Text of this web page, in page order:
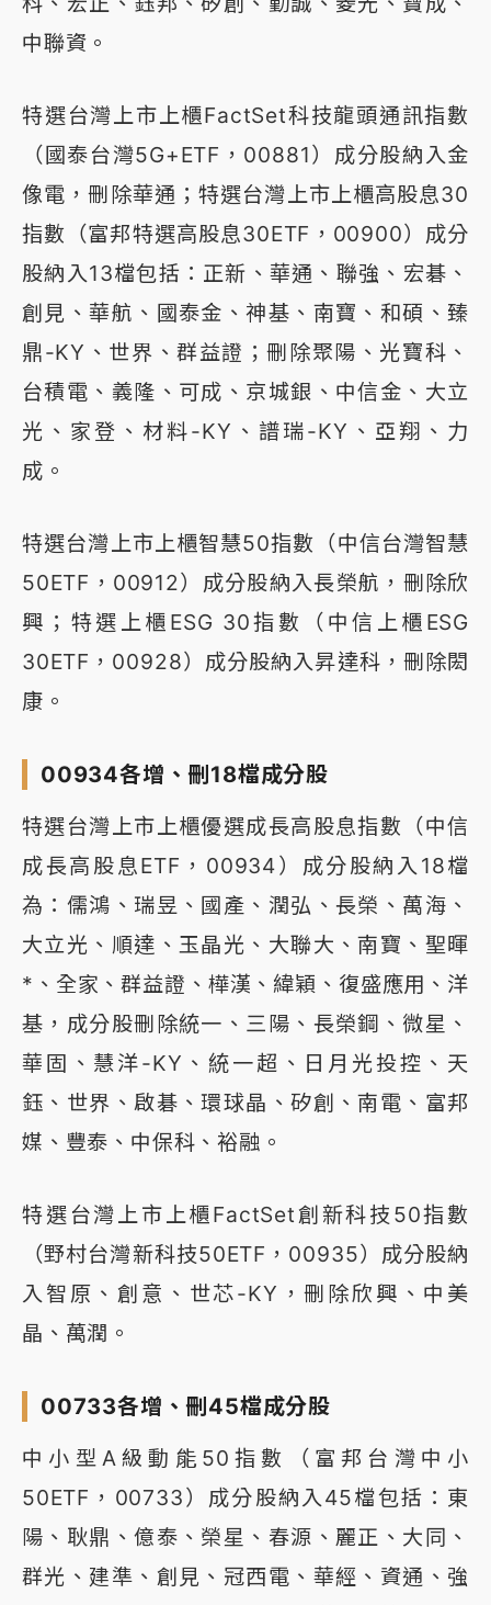
中聯資。
特選台灣上市上櫃FactSet科技龍頭通訊指數
（國泰台灣5G+ETF，00881）成分股納入金
像電，刪除華通；特選台灣上市上櫃高股息30
指數（富邦特選高股息30ETF，00900）成分
股納入13檔包括：正新、華通、聯強、宏碁、
創見、華航、國泰金、神基、南寶、和碩、臻
鼎-KY、世界、群益證；刪除聚陽、光寶科、
台積電、義隆、可成、京城銀、中信金、大立
光、家登、材料-KY、譜瑞-KY、亞翔、力
成。
特選台灣上市上櫃智慧50指數（中信台灣智慧
50ETF，00912）成分股納入長榮航，刪除欣
興；特選上櫃ESG 30指數（中信上櫃ESG
30ETF，00928）成分股納入昇達科，刪除閎
康。
00934各增、刪18檔成分股
特選台灣上市上櫃優選成長高股息指數（中信
成長高股息ETF，00934）成分股納入18檔
為：儒鴻、瑞昱、國產、潤弘、長榮、萬海、
大立光、順達、玉晶光、大聯大、南寶、聖暉
*、全家、群益證、樺漢、緯穎、復盛應用、洋
基，成分股刪除統一、三陽、長榮鋼、微星、
華固、慧洋-KY、統一超、日月光投控、天
鈺、世界、啟碁、環球晶、矽創、南電、富邦
媒、豐泰、中保科、裕融。
特選台灣上市上櫃FactSet創新科技50指數
（野村台灣新科技50ETF，00935）成分股納
入智原、創意、世芯-KY，刪除欣興、中美
晶、萬潤。
00733各增、刪45檔成分股
中小型A級動能50指數（富邦台灣中小
50ETF，00733）成分股納入45檔包括：東
陽、耿鼎、億泰、榮星、春源、麗正、大同、
群光、建準、創見、冠西電、華經、資通、強